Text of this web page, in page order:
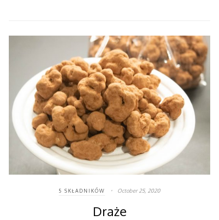
5 SKŁADNIKÓW October 25, 2020
Draże